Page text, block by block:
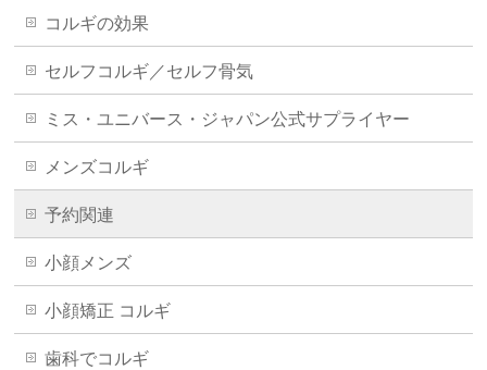
コルギの効果
セルフコルギ／セルフ骨気
ミス・ユニバース・ジャパン公式サプライヤー
メンズコルギ
予約関連
小顔メンズ
小顔矯正 コルギ
歯科でコルギ